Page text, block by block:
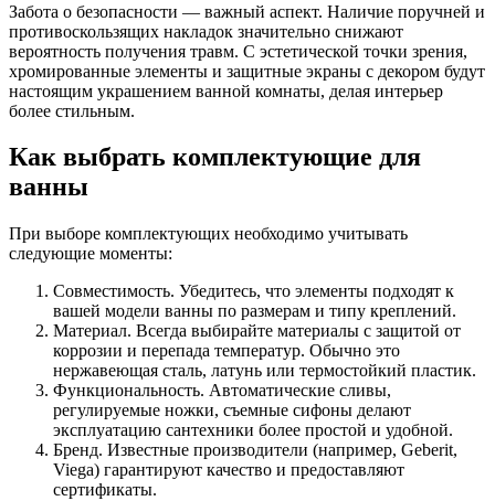
Забота о безопасности — важный аспект. Наличие поручней и
противоскользящих накладок значительно снижают
вероятность получения травм. С эстетической точки зрения,
хромированные элементы и защитные экраны с декором будут
настоящим украшением ванной комнаты, делая интерьер
более стильным.
Как выбрать комплектующие для
ванны
При выборе комплектующих необходимо учитывать
следующие моменты:
Совместимость. Убедитесь, что элементы подходят к
вашей модели ванны по размерам и типу креплений.
Материал. Всегда выбирайте материалы с защитой от
коррозии и перепада температур. Обычно это
нержавеющая сталь, латунь или термостойкий пластик.
Функциональность. Автоматические сливы,
регулируемые ножки, съемные сифоны делают
эксплуатацию сантехники более простой и удобной.
Бренд. Известные производители (например, Geberit,
Viega) гарантируют качество и предоставляют
сертификаты.